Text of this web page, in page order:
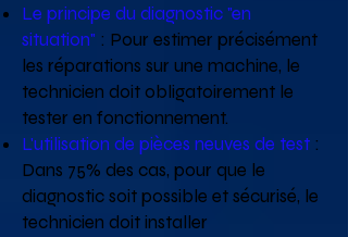
Le principe du diagnostic "en
situation" : Pour estimer précisément
les réparations sur une machine, le
technicien doit obligatoirement le
tester en fonctionnement.
L'utilisation de pièces neuves de test :
Dans 75% des cas, pour que le
diagnostic soit possible et sécurisé, le
technicien doit installer